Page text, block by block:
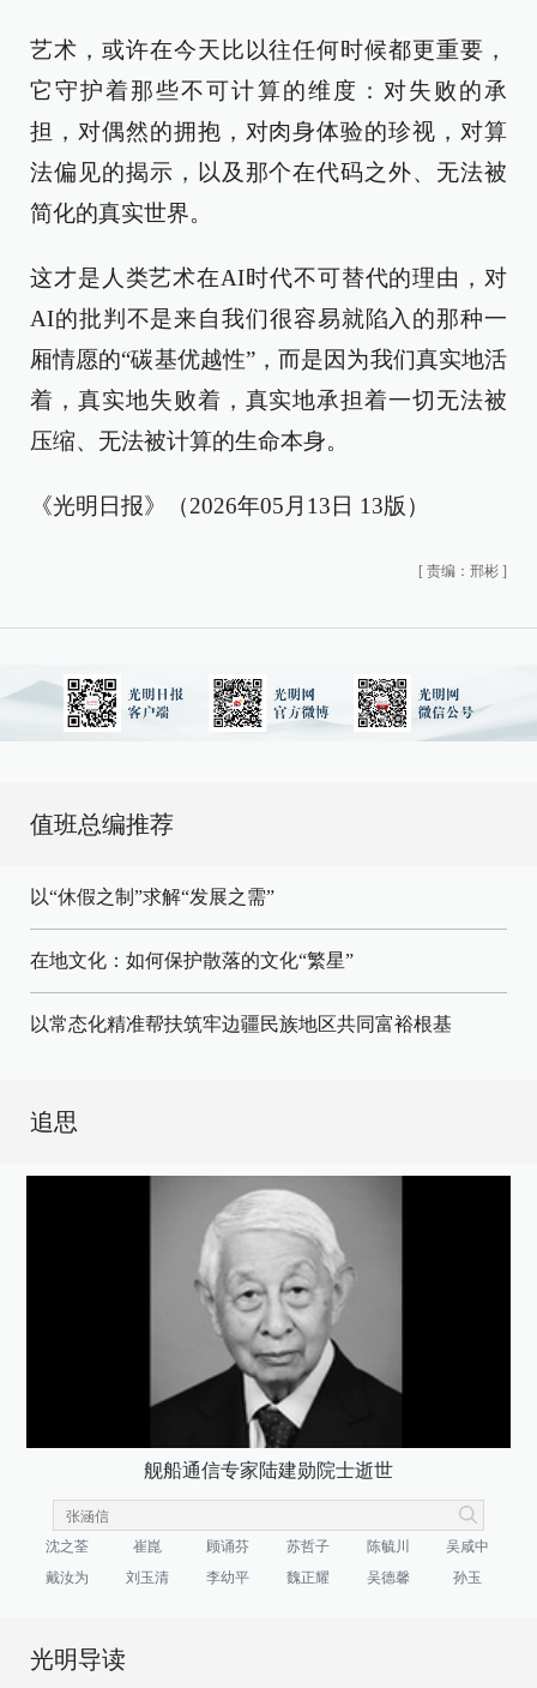
艺术，或许在今天比以往任何时候都更重要，
它守护着那些不可计算的维度：对失败的承
担，对偶然的拥抱，对肉身体验的珍视，对算
法偏见的揭示，以及那个在代码之外、无法被
简化的真实世界。
这才是人类艺术在AI时代不可替代的理由，对
AI的批判不是来自我们很容易就陷入的那种一
厢情愿的“碳基优越性”，而是因为我们真实地活
着，真实地失败着，真实地承担着一切无法被
压缩、无法被计算的生命本身。
《光明日报》（2026年05月13日 13版）
[ 责编：邢彬 ]
值班总编推荐
以“休假之制”求解“发展之需”
在地文化：如何保护散落的文化“繁星”
以常态化精准帮扶筑牢边疆民族地区共同富裕根基
追思
舰船通信专家陆建勋院士逝世
沈之荃 崔崑 顾诵芬 苏哲子 陈毓川
吴咸中
戴汝为
刘玉清 李幼平 魏正耀 吴德馨 孙玉
光明导读